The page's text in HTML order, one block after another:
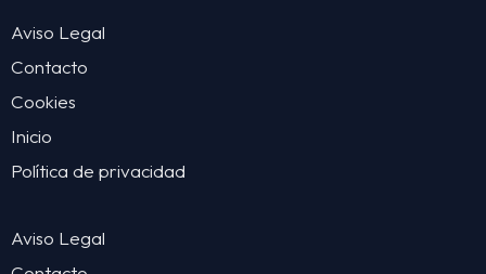
Aviso Legal
Contacto
Cookies
Inicio
Política de privacidad
Aviso Legal